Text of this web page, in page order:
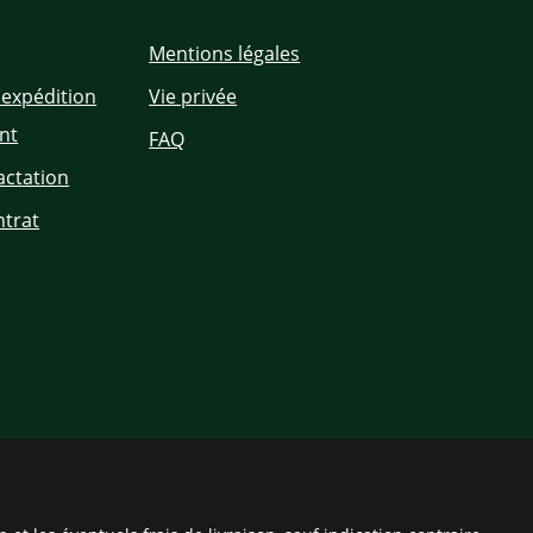
Mentions légales
Vie privée
FAQ